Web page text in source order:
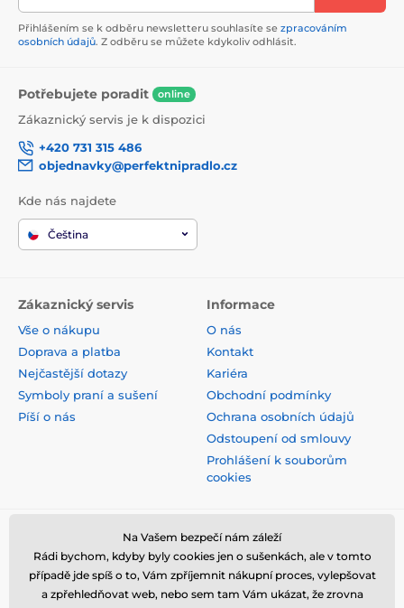
Přihlášením se k odběru newsletteru souhlasíte se zpracováním
osobních údajů. Z odběru se můžete kdykoliv odhlásit.
Potřebujete poradit online
Zákaznický servis je k dispozici
+420 731 315 486
objednavky@perfektnipradlo.cz
Kde nás najdete
Čeština
Zákaznický servis
Vše o nákupu
Doprava a platba
Nejčastější dotazy
Symboly praní a sušení
Píší o nás
Informace
O nás
Kontakt
Kariéra
Obchodní podmínky
Ochrana osobních údajů
Odstoupení od smlouvy
Prohlášení k souborům
cookies
Bezpečná platba kartou
Na Vašem bezpečí nám záleží
Rádi bychom, kdyby byly cookies jen o sušenkách, ale v tomto
případě jde spíš o to, Vám zpříjemnit nákupní proces, vylepšovat
a zpřehledňovat web, nebo sem tam Vám ukázat, že zrovna